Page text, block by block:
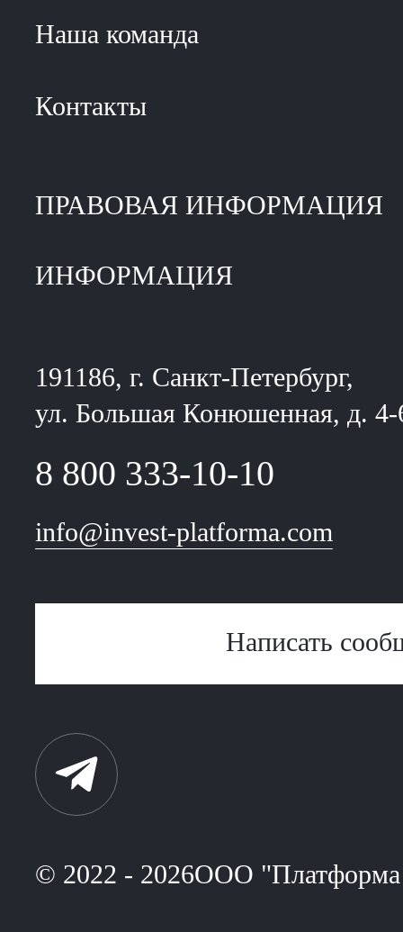
Наша команда
Контакты
ПРАВОВАЯ ИНФОРМАЦИЯ
ИНФОРМАЦИЯ
191186, г. Санкт-Петербург,
ул. Большая Конюшенная, д.
8 800 333-10-10
info@invest-platforma.com
Написать
© 2022 - 2026ООО "Платформа